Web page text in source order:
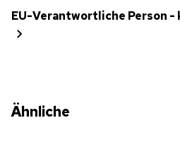
EU-Verantwortliche Person -
Ähnliche